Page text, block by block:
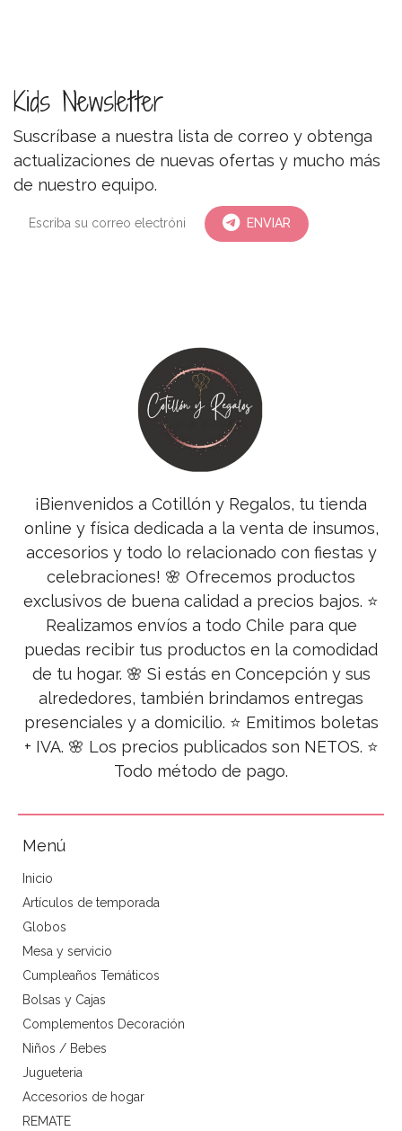
Kids Newsletter
Suscríbase a nuestra lista de correo y obtenga
actualizaciones de nuevas ofertas y mucho más
de nuestro equipo.
ENVIAR
¡Bienvenidos a Cotillón y Regalos, tu tienda
online y física dedicada a la venta de insumos,
accesorios y todo lo relacionado con fiestas y
celebraciones! 🌸 Ofrecemos productos
exclusivos de buena calidad a precios bajos. ⭐
Realizamos envíos a todo Chile para que
puedas recibir tus productos en la comodidad
de tu hogar. 🌸 Si estás en Concepción y sus
alrededores, también brindamos entregas
presenciales y a domicilio. ⭐ Emitimos boletas
+ IVA. 🌸 Los precios publicados son NETOS. ⭐
Todo método de pago.
Menú
Inicio
Artículos de temporada
Globos
Mesa y servicio
Cumpleaños Temáticos
Bolsas y Cajas
Complementos Decoración
Niños / Bebes
Jugueteria
Accesorios de hogar
REMATE